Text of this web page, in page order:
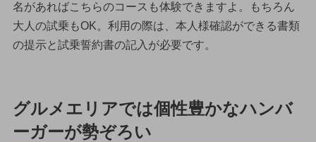
名があればこちらのコースも体験できますよ。もちろん
大人の試乗もOK。利用の際は、本人様確認ができる書類
の提示と試乗誓約書の記入が必要です。
グルメエリアでは個性豊かなハンバ
ーガーが勢ぞろい